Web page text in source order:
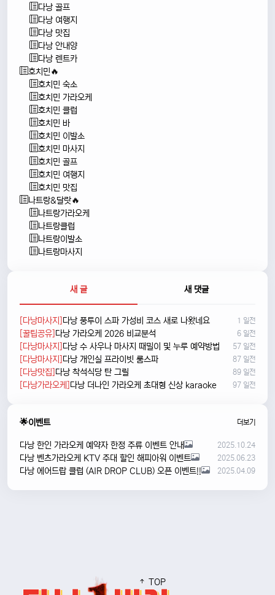
다낭 골프
다낭 여행지
다낭 맛집
다낭 안내양
다낭 렌트카
호치민🔥
호치민 숙소
호치민 가라오케
호치민 클럽
호치민 바
호치민 이발소
호치민 마사지
호치민 골프
호치민 여행지
호치민 맛집
나트랑&달랏🔥
나트랑가라오케
나트랑클럽
나트랑이발소
나트랑마사지
새 글 새 댓글
[다낭마사지]다낭 풍투이 스파 가성비 코스 새로 나왔네요 1 일전
[꿀팁공유]다낭 가라오케 2026 비교분석 6 일전
[다낭마사지]다낭 수 사우나 마사지 때밀이 및 누루 예약방법 57 일전
[다낭마사지]다낭 개인실 프라이빗 룸스파 87 일전
[다낭맛집]다낭 착석식당 탄 그릴 89 일전
[다낭가라오케]다낭 더나인 가라오케 초대형 신상 karaoke 97 일전
🌟이벤트 더보기
다낭 한인 가라오케 예약자 한정 주류 이벤트 안내 2025.10.24
다낭 벤츠가라오케 KTV 주대 할인 해피아워 이벤트 2025.06.23
다낭 에어드랍 클럽 (AIR DROP CLUB) 오픈 이벤트!! 2025.04.09
TOP